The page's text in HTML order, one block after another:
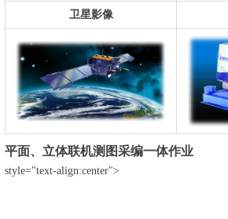
卫星影像
平面、立体联机测图采编一体作业
style="text-align:center">